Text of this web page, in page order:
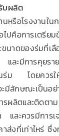
บผลิต
นหรือโรงงานใ
คือการเตรีย
ะขนาดของร่มที่
การคุยรายละ
ร่ม โดยควรใ
ะมีลักษณะเป็น
ารผลิตและติดต
และควรมีการเ
าส่งที่เท่าไหร่